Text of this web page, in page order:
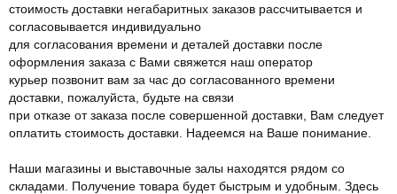
стоимость доставки негабаритных заказов рассчитывается и
согласовывается индивидуально
для согласования времени и деталей доставки после
оформления заказа с Вами свяжется наш оператор
курьер позвонит вам за час до согласованного времени
доставки, пожалуйста, будьте на связи
при отказе от заказа после совершенной доставки, Вам следует
оплатить стоимость доставки. Надеемся на Ваше понимание.
Наши магазины и выставочные залы находятся рядом со
складами. Получение товара будет быстрым и удобным. Здесь